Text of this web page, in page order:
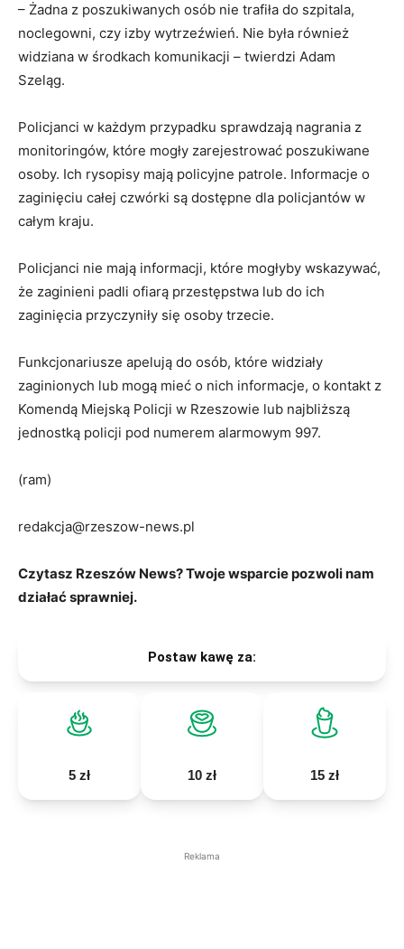
– Żadna z poszukiwanych osób nie trafiła do szpitala,
noclegowni, czy izby wytrzeźwień. Nie była również
widziana w środkach komunikacji – twierdzi Adam
Szeląg.
Policjanci w każdym przypadku sprawdzają nagrania z
monitoringów, które mogły zarejestrować poszukiwane
osoby. Ich rysopisy mają policyjne patrole. Informacje o
zaginięciu całej czwórki są dostępne dla policjantów w
całym kraju.
Policjanci nie mają informacji, które mogłyby wskazywać,
że zaginieni padli ofiarą przestępstwa lub do ich
zaginięcia przyczyniły się osoby trzecie.
Funkcjonariusze apelują do osób, które widziały
zaginionych lub mogą mieć o nich informacje, o kontakt z
Komendą Miejską Policji w Rzeszowie lub najbliższą
jednostką policji pod numerem alarmowym 997.
(ram)
redakcja@rzeszow-news.pl
Czytasz Rzeszów News? Twoje wsparcie pozwoli nam
działać sprawniej.
Postaw kawę za:
5 zł 10 zł 15 zł
Reklama